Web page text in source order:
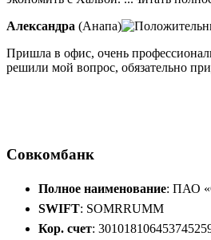
Александра (Анапа)
Пришла в офис, очень
решили мой вопрос, обязательно
Совкомбанк
Полное наименование: ПАО
SWIFT: SOMRRUMM
Кор. счет: